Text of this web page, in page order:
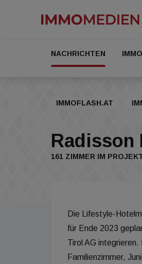
NACHRICHTEN
IMMOFLASH.AT
Radisson
161 ZIMMER IM
Die Lifestyle-
für Ende 2023
Tirol AG
Familienzimmer,